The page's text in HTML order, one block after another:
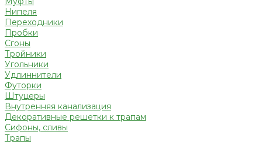
Нипеля
Переходники
Пробки
Сгоны
Тройники
Угольники
Удлиннители
Футорки
Штуцеры
Внутренняя канализация
Декоративные решетки к трапам
Сифоны, сливы
Трапы